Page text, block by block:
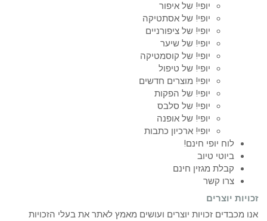
יופי! של איפור
יופי! של אסתטיקה
יופי! של ציפורניים
יופי! של שיער
יופי! של קוסמטיקה
יופי! של טיפול
יופי! מוצרים חדשים
יופי! של הפקות
יופי! של סלבס
יופי! של אופנה
יופי! ארכיון כתבות
לוח יופי חינם!
ביוטי טיוב
קבלת מגזין חינם
צרו קשר
זכויות יוצרים
אנו מכבדים זכויות יוצרים ועושים מאמץ לאתר את בעלי הזכויות